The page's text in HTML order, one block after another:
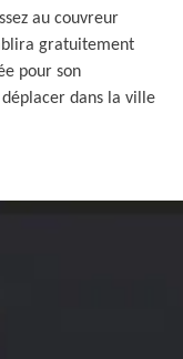
au couvreur
gratuitement
pour son
dans la ville